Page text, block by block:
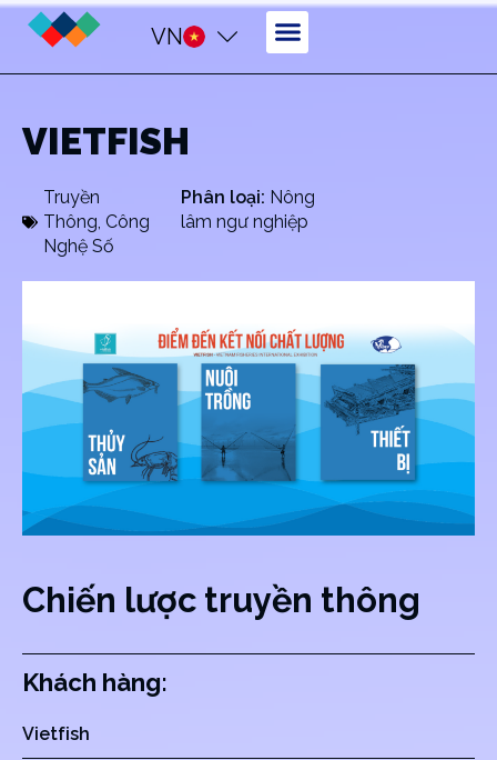
VN
VIETFISH
Truyền
Thông, Công
Nghệ Số
Phân loại: Nông
lâm ngư nghiệp
Chiến lược truyền thông
Khách hàng:
Vietfish